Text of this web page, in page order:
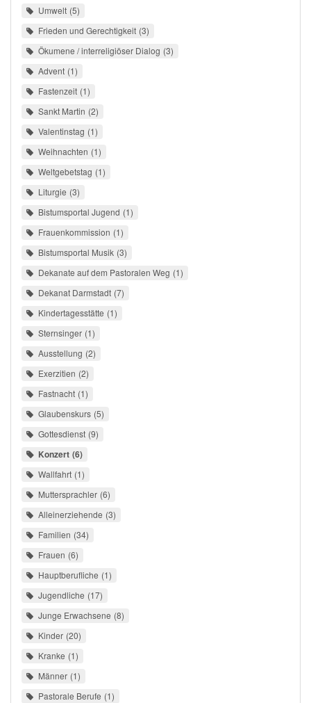
Umwelt 5
Frieden und Gerechtigkeit 3
Ökumene / interreligiöser Dialog 3
Advent 1
Fastenzeit 1
Sankt Martin 2
Valentinstag 1
Weihnachten 1
Weltgebetstag 1
Liturgie 3
Bistumsportal Jugend 1
Frauenkommission 1
Bistumsportal Musik 3
Dekanate auf dem Pastoralen Weg 1
Dekanat Darmstadt 7
Kindertagesstätte 1
Sternsinger 1
Ausstellung 2
Exerzitien 2
Fastnacht 1
Glaubenskurs 5
Gottesdienst 9
Konzert 6
Wallfahrt 1
Muttersprachler 6
Alleinerziehende 3
Familien 34
Frauen 6
Hauptberufliche 1
Jugendliche 17
Junge Erwachsene 8
Kinder 20
Kranke 1
Männer 1
Pastorale Berufe 1